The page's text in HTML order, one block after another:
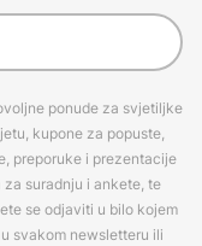
ponude za svjetiljke
kupone za popuste,
preporuke i prezentacije
suradnju i ankete, te
se odjaviti u bilo kojem
svakom newsletteru ili